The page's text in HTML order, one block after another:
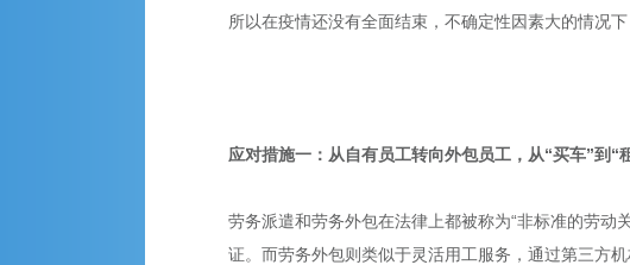
所以在疫情还没有全面结束，不确定性因素大的情况
应对措施一：从自有员工转向外包员工，从“买车”到“
劳务派遣和劳务外包在法律上都被称为“非标准的劳动
证。而劳务外包则类似于灵活用工服务，通过第三方